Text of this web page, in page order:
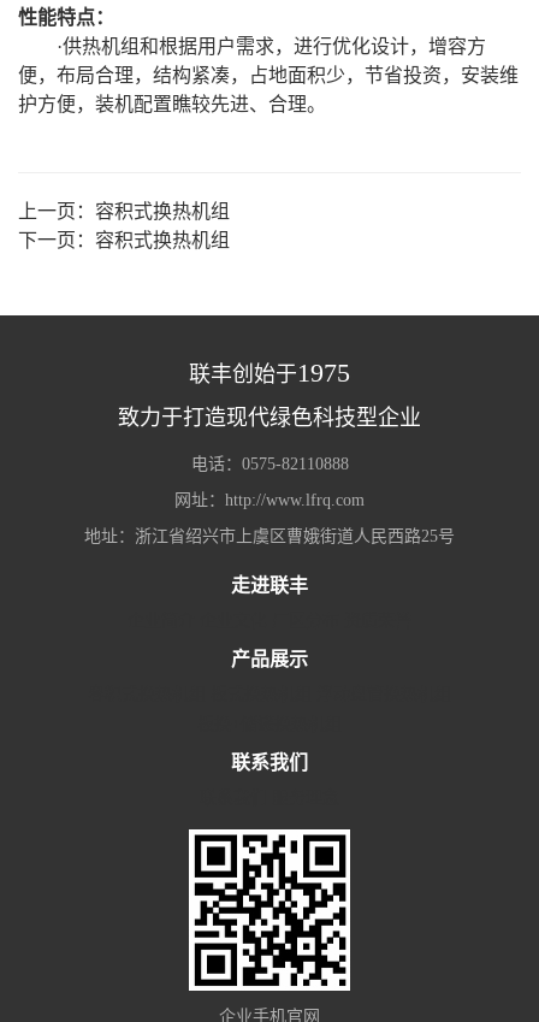
性能特点：
·供热机组和根据用户需求，进行优化设计，增容方
便，布局合理，结构紧凑，占地面积少，节省投资，安装维
护方便，装机配置瞧较先进、合理。
上一页： 容积式换热机组
下一页： 容积式换热机组
联丰创始于1975
致力于打造现代绿色科技型企业
电话：0575-82110888
网址：http://www.lfrq.com
地址：浙江省绍兴市上虞区曹娥街道人民西路25号
走进联丰
产品展示
联系我们
企业手机官网